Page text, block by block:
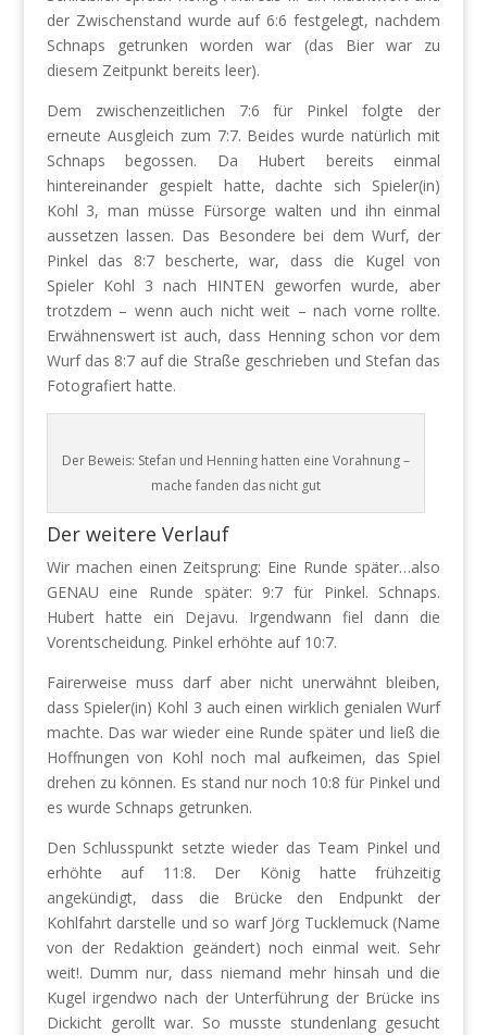
der Zwischenstand wurde auf 6:6 festgelegt, nachdem
Schnaps getrunken worden war (das Bier war zu
diesem Zeitpunkt bereits leer).
Dem zwischenzeitlichen 7:6 für Pinkel folgte der
erneute Ausgleich zum 7:7. Beides wurde natürlich mit
Schnaps begossen. Da Hubert bereits einmal
hintereinander gespielt hatte, dachte sich Spieler(in)
Kohl 3, man müsse Fürsorge walten und ihn einmal
aussetzen lassen. Das Besondere bei dem Wurf, der
Pinkel das 8:7 bescherte, war, dass die Kugel von
Spieler Kohl 3 nach HINTEN geworfen wurde, aber
trotzdem – wenn auch nicht weit – nach vorne rollte.
Erwähnenswert ist auch, dass Henning schon vor dem
Wurf das 8:7 auf die Straße geschrieben und Stefan das
Fotografiert hatte.
Der Beweis: Stefan und Henning hatten eine Vorahnung –
mache fanden das nicht gut
Der weitere Verlauf
Wir machen einen Zeitsprung: Eine Runde später…also
GENAU eine Runde später: 9:7 für Pinkel. Schnaps.
Hubert hatte ein Dejavu. Irgendwann fiel dann die
Vorentscheidung. Pinkel erhöhte auf 10:7.
Fairerweise muss darf aber nicht unerwähnt bleiben,
dass Spieler(in) Kohl 3 auch einen wirklich genialen Wurf
machte. Das war wieder eine Runde später und ließ die
Hoffnungen von Kohl noch mal aufkeimen, das Spiel
drehen zu können. Es stand nur noch 10:8 für Pinkel und
es wurde Schnaps getrunken.
Den Schlusspunkt setzte wieder das Team Pinkel und
erhöhte auf 11:8. Der König hatte frühzeitig
angekündigt, dass die Brücke den Endpunkt der
Kohlfahrt darstelle und so warf Jörg Tucklemuck (Name
von der Redaktion geändert) noch einmal weit. Sehr
weit!. Dumm nur, dass niemand mehr hinsah und die
Kugel irgendwo nach der Unterführung der Brücke ins
Dickicht gerollt war. So musste stundenlang gesucht